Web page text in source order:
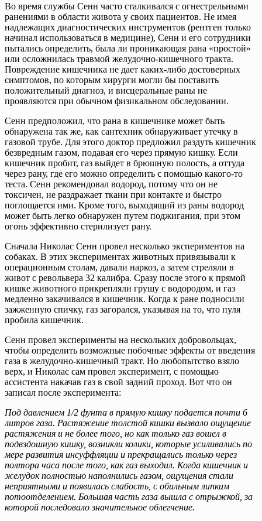
Во время службы Сенн часто сталкивался с огнестрельными
ранениями в области живота у своих пациентов. Не имея
надлежащих диагностических инструментов (рентген только
начинал использоваться в медицине), Сенн и его сотрудники
пытались определить, была ли проникающая рана «простой»
или осложнилась травмой желудочно-кишечного тракта.
Повреждение кишечника не дает каких-либо достоверных
симптомов, по которым хирурги могли бы поставить
положительный диагноз, и висцеральные раны не
проявляются при обычном физикальном обследовании.
Сенн предположил, что рана в кишечнике может быть
обнаружена так же, как сантехник обнаруживает утечку в
газовой трубе. Для этого доктор предложил раздуть кишечник
безвредным газом, подавая его через прямую кишку. Если
кишечник пробит, газ выйдет в брюшную полость, а оттуда
через рану, где его можно определить с помощью какого-то
теста. Сенн рекомендовал водород, потому что он не
токсичен, не раздражает ткани при контакте и быстро
поглощается ими. Кроме того, выходящий из раны водород
может быть легко обнаружен путем поджигания, при этом
огонь эффективно стерилизует рану.
Сначала Николас Сенн провел несколько экспериментов на
собаках. В этих экспериментах животных привязывали к
операционным столам, давали наркоз, а затем стреляли в
живот с револьвера 32 калибра. Сразу после этого к прямой
кишке животного прикрепляли грушу с водородом, и газ
медленно закачивался в кишечник. Когда к ране подносили
зажженную спичку, газ загорался, указывая на то, что пуля
пробила кишечник.
Сенн провел эксперименты на нескольких добровольцах,
чтобы определить возможные побочные эффекты от введения
газа в желудочно-кишечный тракт. Но любопытство взяло
верх, и Николас сам провел эксперимент, с помощью
ассистента накачав газ в свой задний проход. Вот что он
записал после эксперимента:
Под давлением 1/2 фунта в прямую кишку подается почти 6
литров газа. Растяжение толстой кишки вызвало ощущение
растяжения и не более того, но как только газ вошел в
подвздошную кишку, возникли колики, которые усиливались по
мере развития инсуффляции и прекращались только через
полтора часа после того, как газ выходил. Когда кишечник и
желудок полностью наполнились газом, ощущения стали
неприятными и появилась слабость, с обильным липким
потоотделением. Большая часть газа вышла с отрыжкой, за
которой последовало значительное облегчение.